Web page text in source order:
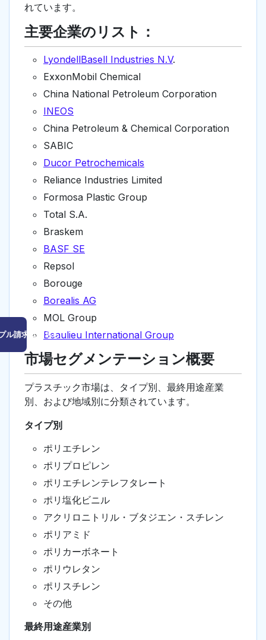
ル請求はこちら
れています。
主要企業のリスト：
LyondellBasell Industries N.V.
ExxonMobil Chemical
China National Petroleum Corporation
INEOS
China Petroleum & Chemical Corporation
SABIC
Ducor Petrochemicals
Reliance Industries Limited
Formosa Plastic Group
Total S.A.
Braskem
BASF SE
Repsol
Borouge
Borealis AG
MOL Group
Beaulieu International Group
市場セグメンテーション概要
プラスチック市場は、タイプ別、最終用途産業
別、および地域別に分類されています。
タイプ別
ポリエチレン
ポリプロピレン
ポリエチレンテレフタレート
ポリ塩化ビニル
アクリロニトリル・ブタジエン・スチレン
ポリアミド
ポリカーボネート
ポリウレタン
ポリスチレン
その他
最終用途産業別